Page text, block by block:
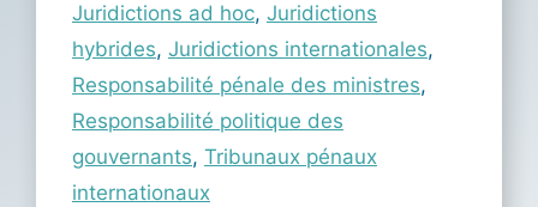
Juridictions ad hoc, Juridictions
hybrides, Juridictions internationales,
Responsabilité pénale des ministres,
Responsabilité politique des
gouvernants, Tribunaux pénaux
internationaux